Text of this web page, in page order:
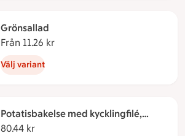
Grönsallad
Från 11.26 kr
Välj variant
Potatisbakelse med kycklingfilé,
bearnaisesås & grönsallad
80.44 kr